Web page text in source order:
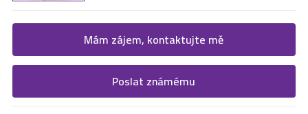
Žádost o více informací
Vyplňte následující formulář. Upřesněte, co by Vás zajímalo. V
nejbližší Vás naši makléři kontaktují.
Mám zájem, kontaktujte mě
Formulář odešle nabídku na uvedený email
Poslat známému